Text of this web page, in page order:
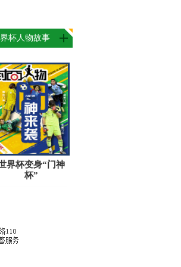
杯人物故事
界杯变身“门神
杯”